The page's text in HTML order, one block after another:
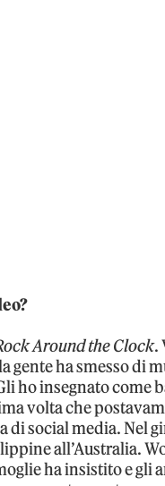
Around the Clock.
gente ha smesso di
ho insegnato come
volta che
di social media. Nel
all’Australia.
ha insistito e